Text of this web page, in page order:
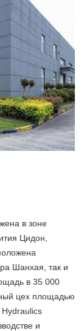
в зоне
Цидон,
Шанхая, так и
в 35 000
цех площадью